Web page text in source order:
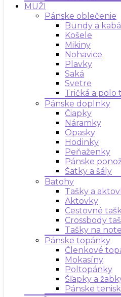
MUŽI
Pánske oblečenie
Bundy a
Košele
Mikiny
Nohavice
Plavky
Saká
Svetre
Tričká a polo
Pánske doplnky
Čiapky
Náramky
Opasky
Hodinky
Peňaženky
Pánske
Šatky a šály
Batohy
Tašky a
Aktovky
Cestovné
Crossbody
Tašky na
Pánske topánky
Členkové
Mokasíny
Poltopánky
Šľapky a
Pánske